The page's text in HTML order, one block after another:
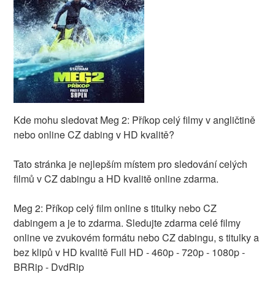
Kde mohu sledovat Meg 2: Příkop celý filmy v angličtině
nebo online CZ dabing v HD kvalitě?
Tato stránka je nejlepším místem pro sledování celých
filmů v CZ dabingu a HD kvalitě online zdarma.
Meg 2: Příkop celý film online s titulky nebo CZ
dabingem a je to zdarma. Sledujte zdarma celé filmy
online ve zvukovém formátu nebo CZ dabingu, s titulky a
bez klipů v HD kvalitě Full HD - 460p - 720p - 1080p -
BRRip - DvdRip